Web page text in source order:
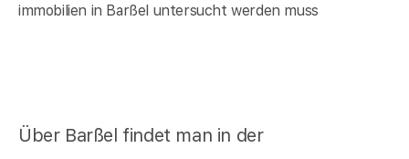
immobilien in Barßel untersucht werden muss
Über Barßel findet man in der